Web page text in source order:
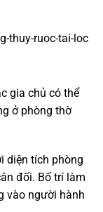
gia chủ có thể
ở phòng thờ
diện tích phòng
đối. Bố trí làm
vào người hành